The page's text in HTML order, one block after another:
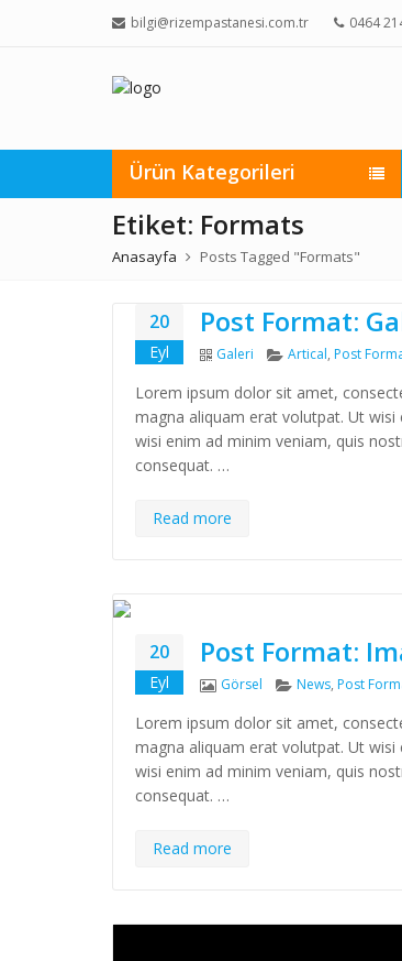
bilgi@rizempastanesi.com.tr 0464
Ürün Kategorileri
Etiket: Formats
Anasayfa Posts Tagged "Formats"
20
Eyl
Post Format:
Format
Galeri Categories
Artical, Post
Lorem ipsum dolor sit amet,
magna aliquam erat volutpat. Ut
wisi enim ad minim veniam, quis
consequat. …
Read more
20
Eyl
Post Format:
Format
Görsel Categories
News, Post
Lorem ipsum dolor sit amet,
magna aliquam erat volutpat. Ut
wisi enim ad minim veniam, quis
consequat. …
Read more